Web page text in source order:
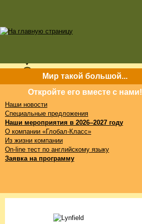
Мир такой большой...
Откройте его вместе с нами!
Наши новости
Специальные предложения
Наши мероприятия в 2026–2027 году
О компании «Глобал-Класс»
Из жизни компании
On-line тест по английскому языку
Заявка на программу